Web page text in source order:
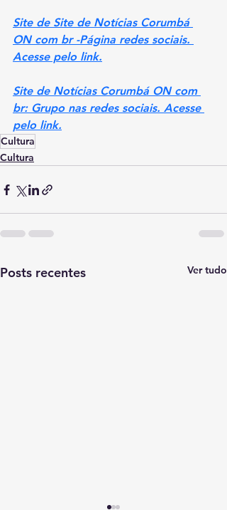
Site de Site de Notícias Corumbá
ON com br -Página redes sociais.
Acesse pelo link.
Site de Notícias Corumbá ON com
br: Grupo nas redes sociais. Acesse
pelo link.
Cultura
Cultura
Posts recentes Ver tudo